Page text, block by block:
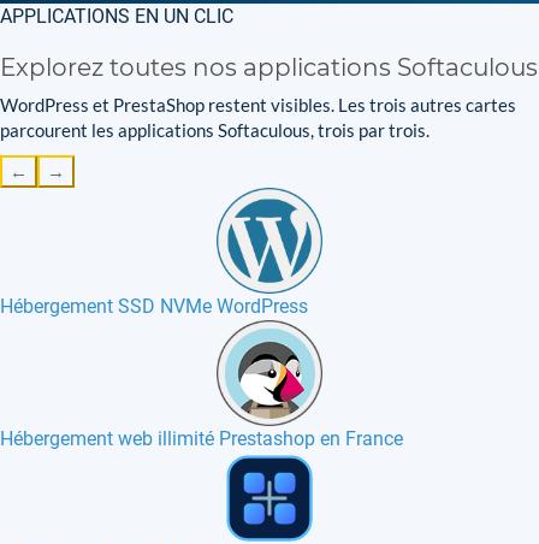
APPLICATIONS EN UN CLIC
Explorez toutes nos applications Softaculous
WordPress et PrestaShop restent visibles. Les trois autres cartes
parcourent les applications Softaculous, trois par trois.
← →
Hébergement SSD NVMe WordPress
Hébergement web illimité Prestashop en France